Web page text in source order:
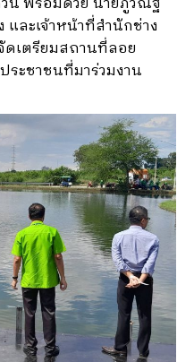
ละเจ้าหน้าที่สำนักช่าง
เตรียมสถานที่ลอย
ะชาชนที่มาร่วมงาน